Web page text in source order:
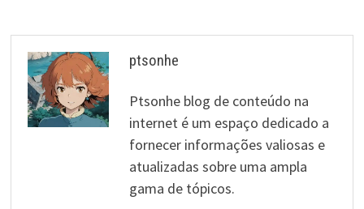
ptsonhe
Ptsonhe blog de conteúdo na
internet é um espaço dedicado a
fornecer informações valiosas e
atualizadas sobre uma ampla
gama de tópicos.